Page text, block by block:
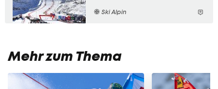
Ski Alpin
Mehr zum Thema